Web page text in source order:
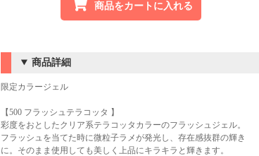
商品をカートに入れる
商品詳細
限定カラージェル
【500 フラッシュテラコッタ 】
彩度をおとしたクリア系テラコッタカラーのフラッシュジェル。
フラッシュを当てた時に微粒子ラメが発光し、存在感抜群の輝き
に。そのまま使用しても美しく上品にキラキラと輝きます。